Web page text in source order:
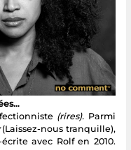
(rires). Parmi
(Laissez-nous tranquille),
avec Rolf en 2010.